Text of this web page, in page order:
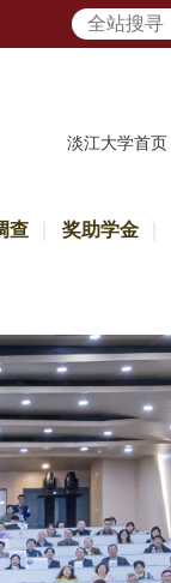
淡江大学首页
查 奖助学金